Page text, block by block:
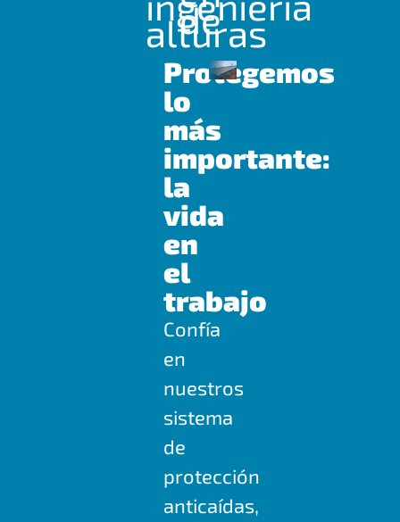
de
alturas
Protegemos
lo
más
importante:
la
vida
en
el
trabajo
Confía
en
nuestros
sistema
de
protección
anticaídas,